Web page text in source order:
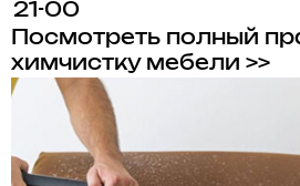
21-00
Посмотреть полный
химчистку мебели >>